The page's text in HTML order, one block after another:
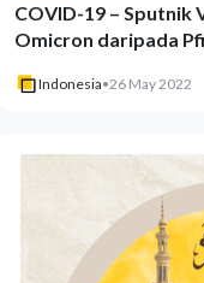
COVID-19 – Sputnik
Omicron daripada
Indonesia•26 May 2022